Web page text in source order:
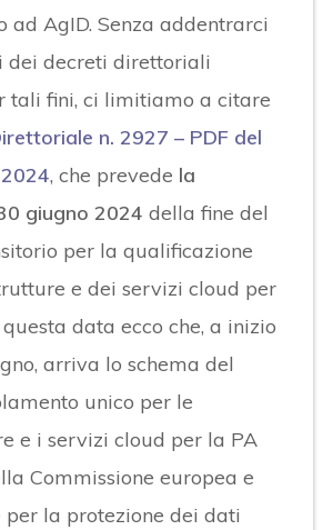
ad AgID. Senza addentrarci
dei decreti direttoriali
tali fini, ci limitiamo a citare
n. 2927 – PDF del
, che prevede la
giugno 2024 della fine del
per la qualificazione
e dei servizi cloud per
data ecco che, a inizio
arriva lo schema del
unico per le
e i servizi cloud per la PA
Commissione europea e
per la protezione dei dati